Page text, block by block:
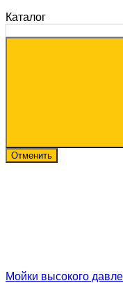
Каталог
Отменить
Мойки высокого